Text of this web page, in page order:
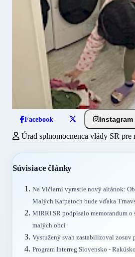
Facebook Instagram
Úrad splnomocnenca vlády SR pre
Súvisiace články
Na Vlčiarni vyrastie nový altánok:
Malých Karpatoch bude vďaka
MIRRI SR podpísalo memorandum
malých obcí
Vystužený svah zastabilizoval
Program Interreg Slovensko -